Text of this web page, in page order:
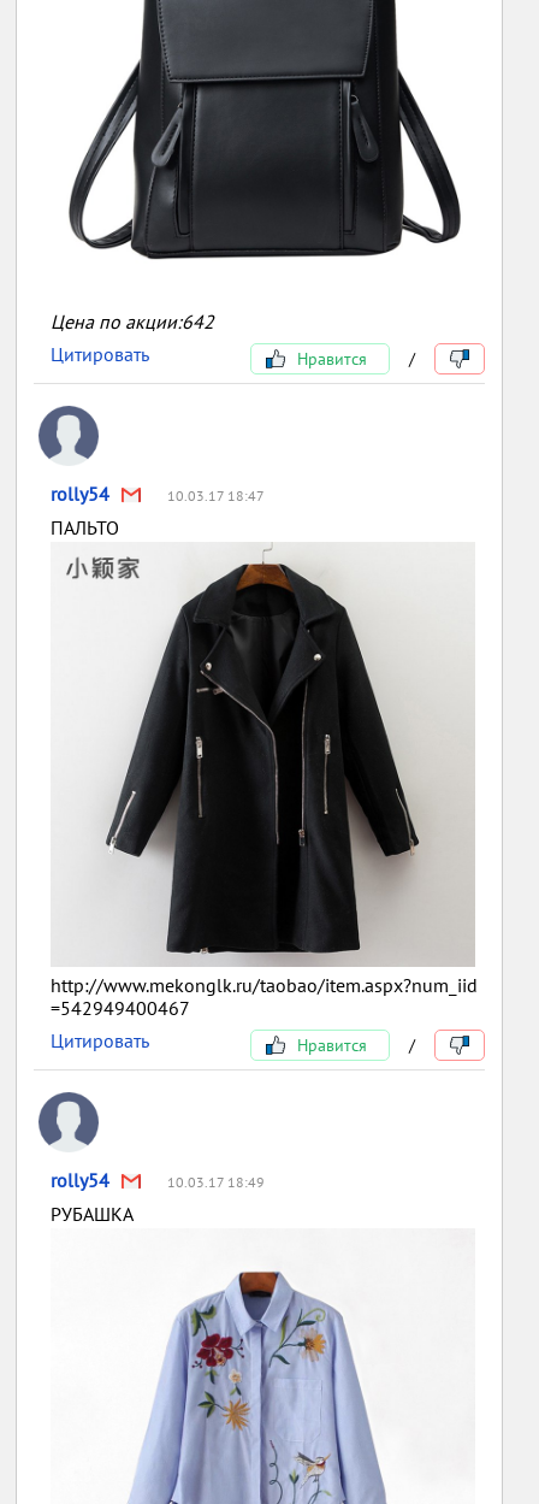
Цена по акции:642
Цитировать
Нравится /
rolly54 10.03.17 18:47
ПАЛЬТО
http://www.mekonglk.ru/taobao/item.aspx?num_iid
=542949400467
Цитировать
Нравится /
rolly54 10.03.17 18:49
РУБАШКА